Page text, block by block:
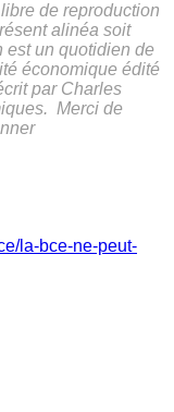
de reproduction
alinéa soit
est un quotidien de
économique édité
par Charles
Merci de
la-bce-ne-peut-